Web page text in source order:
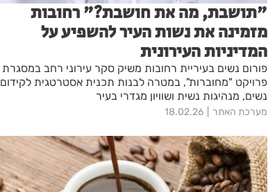
"תושבת, מה את חושבת?" רחובות
מזמינה את נשות העיר להשפיע על
המדיניות העירונית
פורום נשים בעיריית רחובות משיק סקר עירוני רחב במסגרת
פרויקט "מחוברות", במטרה לבנות תכנית אסטרטגית לקידום
נשים, מנהיגות נשית ושוויון מגדרי בעיר
מערכת האתר 18.02.26